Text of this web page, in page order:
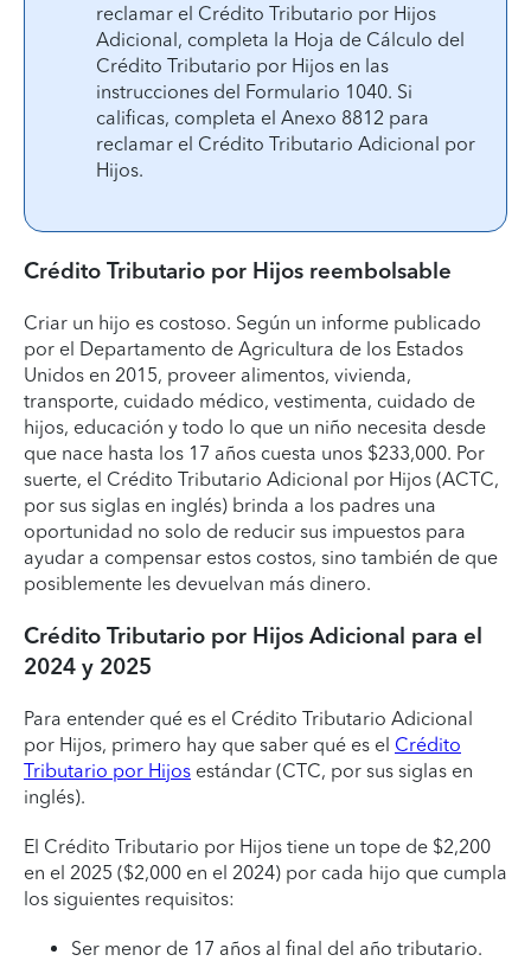
reclamar el Crédito Tributario por Hijos
Adicional, completa la Hoja de Cálculo del
Crédito Tributario por Hijos en las
instrucciones del Formulario 1040. Si
calificas, completa el Anexo 8812 para
reclamar el Crédito Tributario Adicional por
Hijos.
Crédito Tributario por Hijos reembolsable
Criar un hijo es costoso. Según un informe publicado
por el Departamento de Agricultura de los Estados
Unidos en 2015, proveer alimentos, vivienda,
transporte, cuidado médico, vestimenta, cuidado de
hijos, educación y todo lo que un niño necesita desde
que nace hasta los 17 años cuesta unos $233,000. Por
suerte, el Crédito Tributario Adicional por Hijos (ACTC,
por sus siglas en inglés) brinda a los padres una
oportunidad no solo de reducir sus impuestos para
ayudar a compensar estos costos, sino también de que
posiblemente les devuelvan más dinero.
Crédito Tributario por Hijos Adicional para el
2024 y 2025
Para entender qué es el Crédito Tributario Adicional
por Hijos, primero hay que saber qué es el Crédito
Tributario por Hijos estándar (CTC, por sus siglas en
inglés).
El Crédito Tributario por Hijos tiene un tope de $2,200
en el 2025 ($2,000 en el 2024) por cada hijo que cumpla
los siguientes requisitos:
Ser menor de 17 años al final del año tributario.